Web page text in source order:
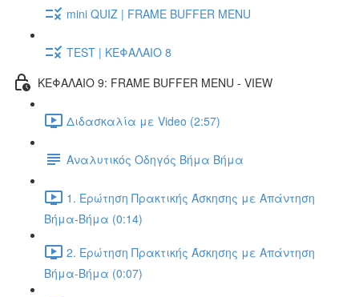
mini QUIZ | FRAME BUFFER MENU
TEST | ΚΕΦΑΛΑΙΟ 8
ΚΕΦΑΛΑΙΟ 9: FRAME BUFFER MENU - VIEW
Διδασκαλία με Video (2:57)
Αναλυτικός Οδηγός Βήμα Βήμα
1. Ερώτηση Πρακτικής Άσκησης με Απάντηση
Βήμα-Βήμα (0:14)
2. Ερώτηση Πρακτικής Άσκησης με Απάντηση
Βήμα-Βήμα (0:07)